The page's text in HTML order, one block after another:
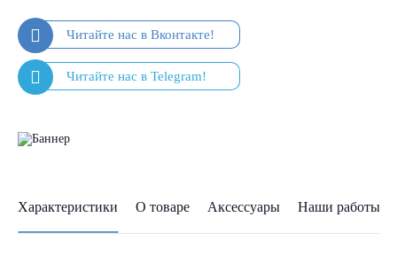
Характеристики О товаре Аксессуары Наши работы